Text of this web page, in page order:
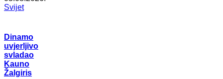
Svijet
Dinamo
uvjerljivo
svladao
Kauno
Žalgiris